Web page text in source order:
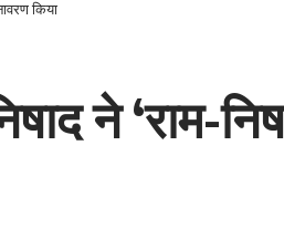
किया
ने ‘राम-